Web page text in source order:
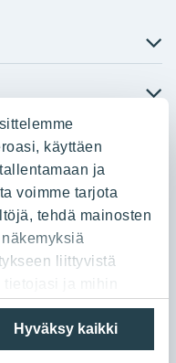
käyttäen
ja
voimme tarjota
tehdä mainosten
liittyvistä
ja mihin
seuraavia:
Hyväksy kaikki